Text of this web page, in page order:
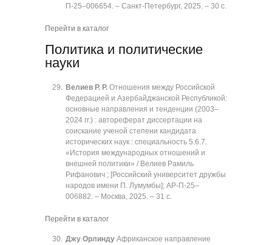
П-25‒006654. ‒ Санкт-Петербург, 2025. ‒ 30 с.
Перейти в каталог
Политика и политические
науки
Велиев Р. Р. Отношения между Российской
Федерацией и Азербайджанской Республикой:
основные направления и тенденции (2003‒
2024 гг.) : автореферат диссертации на
соискание ученой степени кандидата
исторических наук : специальность 5.6.7.
«История международных отношений и
внешней политики» / Велиев Рамиль
Рифанович ; [Российский университет дружбы
народов имени П. Лумумбы]; АР-П-25‒
006882. ‒ Москва, 2025. ‒ 31 с.
Перейти в каталог
Джу Орлинду Африканское направление